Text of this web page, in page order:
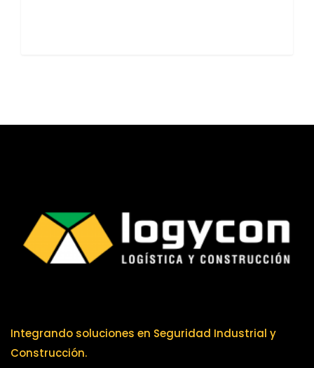
Integrando soluciones en Seguridad Industrial y
Construcción.